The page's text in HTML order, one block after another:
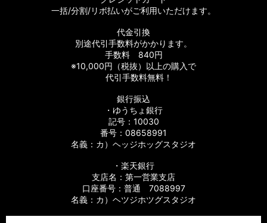
一括/分割/リボ払いがご利用いただけます。
代金引換
別途代引手数料がかかります。
手数料 840円
※10,000円（税抜）以上の購入で
代引手数料無料！
銀行振込
・ゆうちょ銀行
記号：10030
番号：08658991
名義：カ）ヘッジホッグスタジオ
・楽天銀行
支店名：第一営業支店
口座番号：普通 7088997
名義：カ）ヘツジホツグスタジオ